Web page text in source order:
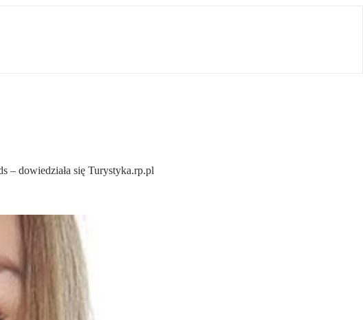
– dowiedziała się Turystyka.rp.pl